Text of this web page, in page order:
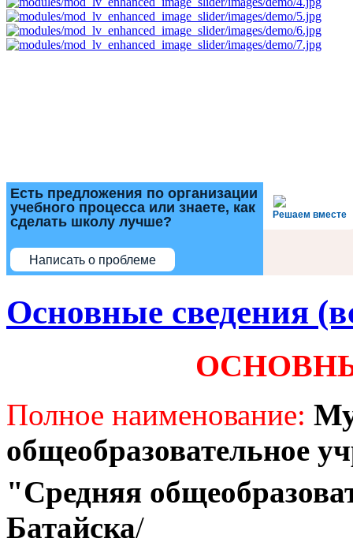
Решаем вместе
Есть предложения по организации
учебного процесса или знаете, как
сделать школу лучше?
Написать о проблеме
Основные сведения
Полное наименование:
общеобразовательное
"Средняя
Батайска/